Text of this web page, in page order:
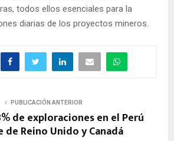
todos ellos esenciales para la
diarias de los proyectos mineros.
PUBLICACIÓN ANTERIOR
de exploraciones en el Perú
de Reino Unido y Canadá